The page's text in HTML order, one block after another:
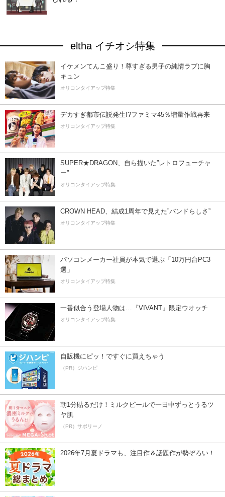
eltha イチオシ特集
イケメンてんこ盛り！尊すぎる男子の純情ラブに胸
キュン
オリコンタイアップ特集
デカすぎ都市伝説発生!?ファミマ45％増量作戦再来
オリコンタイアップ特集
SUPER★DRAGON、自ら描いた”レトロフューチャ
ー”
オリコンタイアップ特集
CROWN HEAD、結成1周年で見えた”バンドらしさ”
オリコンタイアップ特集
パソコンメーカー社員が本気で選ぶ「10万円台PC3
選」
オリコンタイアップ特集
一番似合う登場人物は…『VIVANT』限定ウオッチ
オリコンタイアップ特集
自販機にピッ！ですぐに買えちゃう
（PR）ジハンピ
朝1分貼るだけ！ミルクピールで一日中ずっとうるツ
ヤ肌
（PR）サボリーノ
2026年7月夏ドラマも、注目作＆話題作が勢ぞろい！